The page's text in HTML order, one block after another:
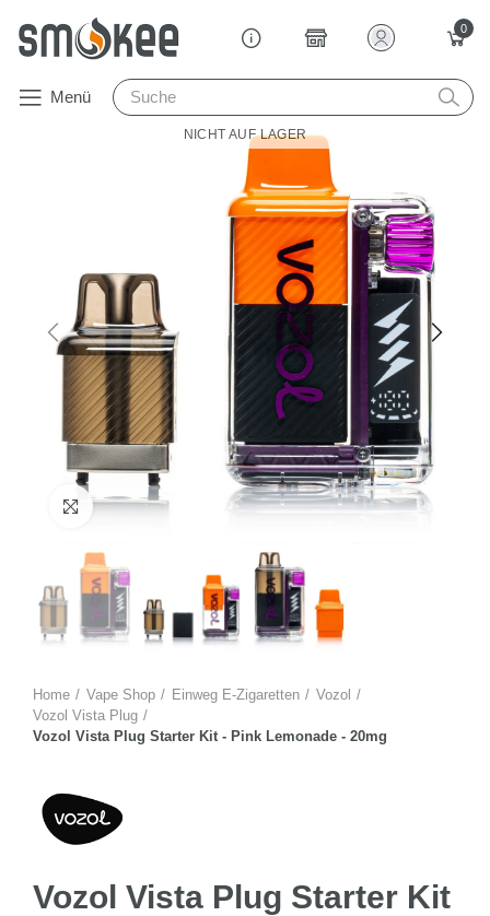
0
Menü
NICHT AUF LAGER
Zum Vergrössern anklicken
Home Vape Shop Einweg E-Zigaretten
Vozol
Vozol Vista Plug
Vozol Vista Plug Starter Kit - Pink Lemonade - 20mg
Vozol Vista Plug Starter Kit